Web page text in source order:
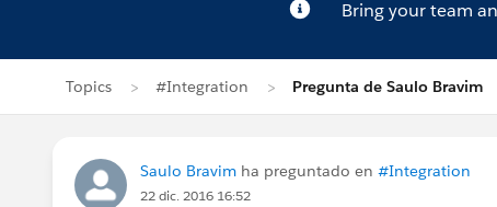
Bring your team
Topics #Integration Pregunta de Saulo Bravim
Saulo Bravim ha preguntado en #Integration
22 dic. 2016 16:52